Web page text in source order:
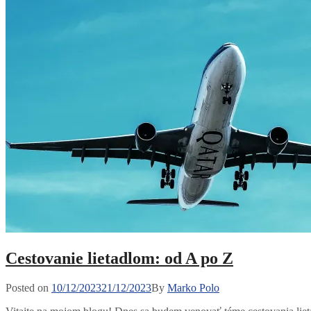
Cestovanie lietadlom: od A po Z
Posted on Posted
10/12/202321/12/2023By Marko Polo